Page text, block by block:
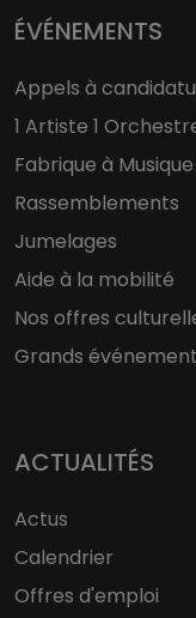
ÉVÉNEMENTS
Appels à
1 Artiste 1
Fabrique à Musique
Rassemblements
Jumelages
Aide à la mobilité
Nos offres
Grands
ACTUALITÉS
Actus
Calendrier
Offres d'emploi